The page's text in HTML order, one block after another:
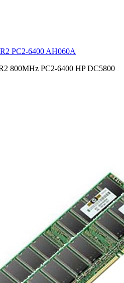
PC2-6400 AH060A
800MHz PC2-6400 HP DC5800